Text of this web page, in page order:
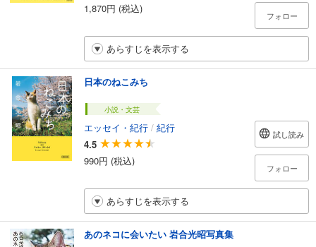
1,870円 (税込)
フォロー
あらすじを表示する
日本のねこみち
小説・文芸
エッセイ・紀行 / 紀行
4.5
990円 (税込)
試し読み
フォロー
あらすじを表示する
あのネコに会いたい 岩合光昭写真集